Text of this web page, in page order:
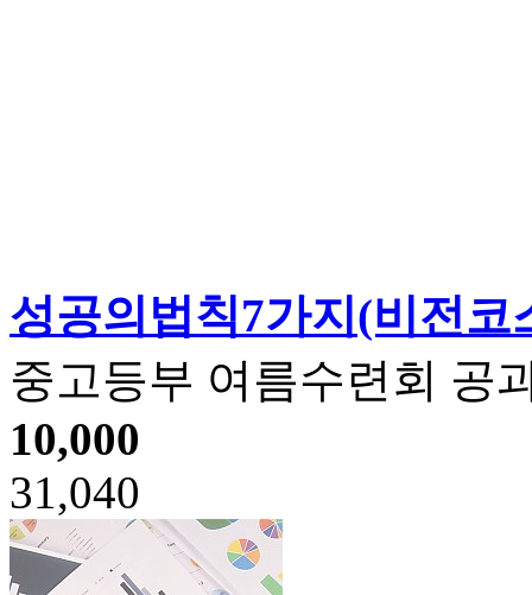
성공의법칙7가지(비전코
중고등부 여름수련회 공
10,000
31,040